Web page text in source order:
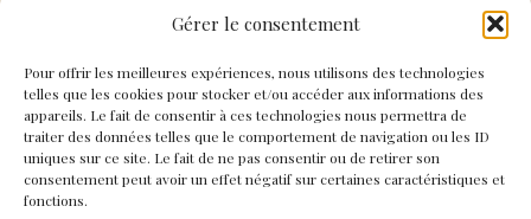
Gérer le consentement
Pour offrir les meilleures expériences, nous utilisons des technologies
telles que les cookies pour stocker et/ou accéder aux informations des
appareils. Le fait de consentir à ces technologies nous permettra de
traiter des données telles que le comportement de navigation ou les ID
uniques sur ce site. Le fait de ne pas consentir ou de retirer son
consentement peut avoir un effet négatif sur certaines caractéristiques et
fonctions.
Mon compte
J'accepte de
recevoir les mails